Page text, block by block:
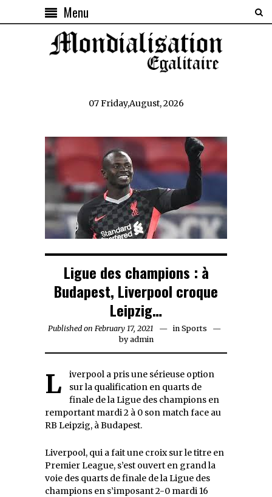
Menu
07 Friday,August, 2026
Ligue des champions : à
Budapest, Liverpool croque
Leipzig…
Published on February 17, 2021 February
17,
in Sports
byadmin
Liverpool a pris une sérieuse option
sur la qualification en quarts de
finale de la Ligue des champions en
remportant mardi 2 à 0 son match face au
RB Leipzig, à Budapest.
Liverpool, qui a fait une croix sur le titre en
Premier League, s’est ouvert en grand la
voie des quarts de finale de la Ligue des
champions en s’imposant 2-0 mardi 16